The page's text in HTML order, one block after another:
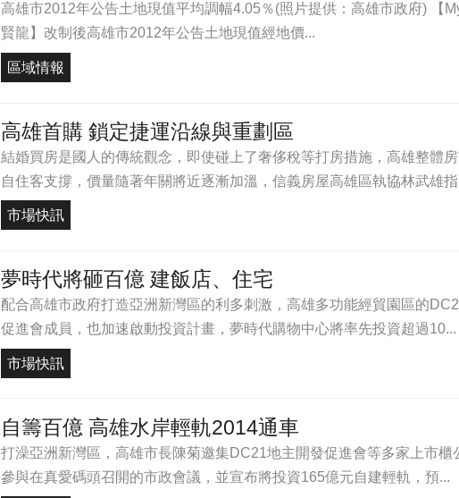
高雄市2012年公告土地現值平均調幅4.05％(照片提供：高雄市政府) 【
賢龍】改制後高雄市2012年公告土地現值經地價...
區域情報
高雄首購 鎖定捷運沿線與重劃區
結婚買房是國人的傳統觀念，即使碰上了奢侈稅等打房措施，高雄整體
自住客支撐，價量隨著年關將近逐漸加溫，信義房屋高雄區執協林武雄
市場快訊
夢時代將砸百億 建飯店、住宅
配合高雄市政府打造亞洲新灣區的利多刺激，高雄多功能經貿園區的
促進會成員，也加速啟動投資計畫，夢時代購物中心將率先投資超過10...
市場快訊
自籌百億 高雄水岸輕軌2014通車
打澡亞洲新灣區，高雄市長陳菊邀集DC21地主開發促進會等多家上市櫃
參與在真愛碼頭召開的市政會議，並宣布將投資165億元自建輕軌，預...